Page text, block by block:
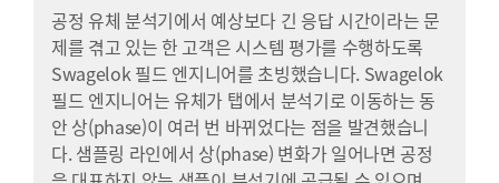
공정 유체 분석기에서 예상보다 긴 응답 시간이라는 문
제를 겪고 있는 한 고객은 시스템 평가를 수행하도록
Swagelok 필드 엔지니어를 초빙했습니다. Swagelok
필드 엔지니어는 유체가 탭에서 분석기로 이동하는 동
안 상(phase)이 여러 번 바뀌었다는 점을 발견했습니
다. 샘플링 라인에서 상(phase) 변화가 일어나면 공정